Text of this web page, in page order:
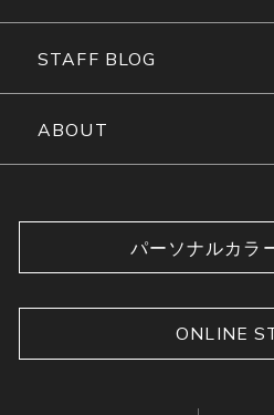
STAFF BLOG
ABOUT
パーソナルカラ
ONLINE